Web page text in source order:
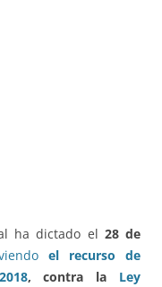
ha dictado el 28 de
el recurso de
, contra la Ley